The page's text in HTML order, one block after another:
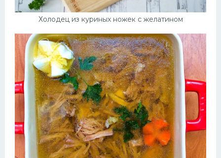
Холодец из куриных ножек с желатином